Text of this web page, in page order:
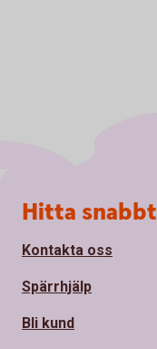
Sidfot
Hitta snabbt
Kontakta oss
Spärrhjälp
Bli kund